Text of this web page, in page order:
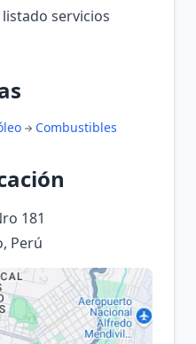
servicios
Combustibles
181
Perú